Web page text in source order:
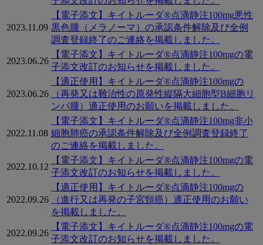
2023.11.09
【電子添文】キイトルーダ®点滴静注100mg悪性
黒色腫（メラノーマ）の承認条件解除及び全例
調査登録終了のご連絡を掲載しました。
2023.06.26
【電子添文】キイトルーダ®点滴静注100mgの電
子添文改訂のお知らせを掲載しました。
2023.06.26
【適正使用】キイトルーダ®点滴静注100mgの
（再発又は難治性の原発性縦隔大細胞型B細胞リ
ンパ腫）適正使用のお願いを掲載しました。
2022.11.08
【電子添文】キイトルーダ®点滴静注100mg非小
細胞肺癌の承認条件解除及び全例調査登録終了
のご連絡を掲載しました。
2022.10.12
【電子添文】キイトルーダ®点滴静注100mgの電
子添文改訂のお知らせを掲載しました。
2022.09.26
【適正使用】キイトルーダ®点滴静注100mgの
（進行又は再発の子宮頸癌）適正使用のお願い
を掲載しました。
2022.09.26
【電子添文】キイトルーダ®点滴静注100mgの電
子添文改訂のお知らせを掲載しました。